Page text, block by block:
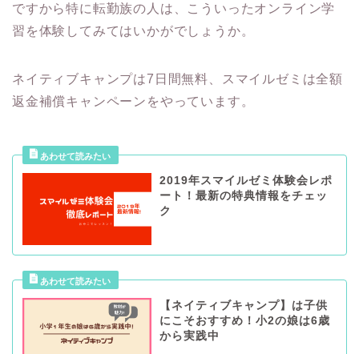
ですから特に転勤族の人は、こういったオンライン学
習を体験してみてはいかがでしょうか。
ネイティブキャンプは7日間無料、スマイルゼミは全額
返金補償キャンペーンをやっています。
2019年スマイルゼミ体験会レポ
ート！最新の特典情報をチェッ
ク
【ネイティブキャンプ】は子供
にこそおすすめ！小2の娘は6歳
から実践中